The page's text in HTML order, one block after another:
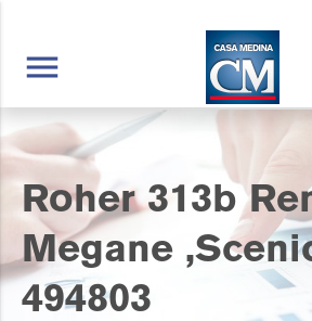
menu
Roher 313b
Megane
494803